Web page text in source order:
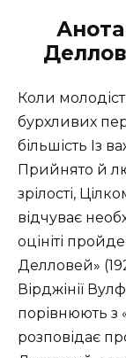
Коли
бурхливих
більшість Із
Прийнято й
зрілості,
відчуває
оцініті
Делловей»
Вірджінії
порівнюють з
розповідає